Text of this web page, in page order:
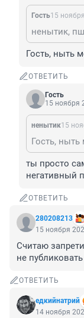
Гость15
ненытик,
Гость, ныть
ОТВЕТИТЬ
Гость
15 ноября
ненытик15
Гость,
ты просто
негативный
ОТВЕТИТЬ
280208213
15 ноября
Считаю
не
ОТВЕТИТЬ
едкийнатрий
14 ноября